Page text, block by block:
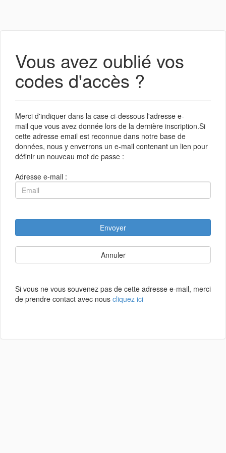
Vous avez oublié vos
codes d'accès ?
Merci d'indiquer dans la case ci-dessous l'adresse e-
mail que vous avez donnée lors de la dernière inscription.Si
cette adresse email est reconnue dans notre base de
données, nous y enverrons un e-mail contenant un lien pour
définir un nouveau mot de passe :
Adresse e-mail :
Envoyer
Annuler
Si vous ne vous souvenez pas de cette adresse e-mail, merci
de prendre contact avec nous cliquez ici